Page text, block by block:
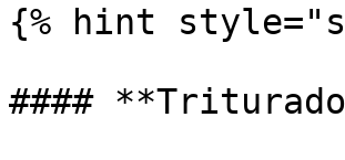
{% hint
####